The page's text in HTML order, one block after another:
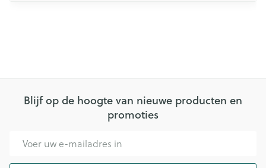
Blijf op de hoogte van nieuwe producten en
promoties